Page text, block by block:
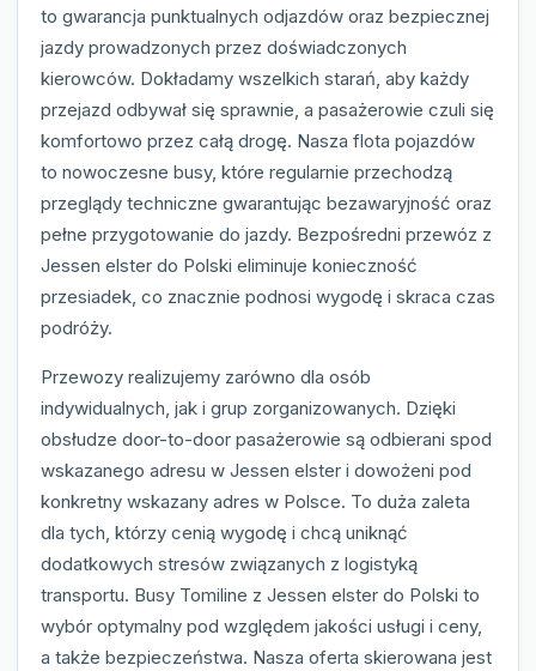
to gwarancja punktualnych odjazdów oraz bezpiecznej
jazdy prowadzonych przez doświadczonych
kierowców. Dokładamy wszelkich starań, aby każdy
przejazd odbywał się sprawnie, a pasażerowie czuli się
komfortowo przez całą drogę. Nasza flota pojazdów
to nowoczesne busy, które regularnie przechodzą
przeglądy techniczne gwarantując bezawaryjność oraz
pełne przygotowanie do jazdy. Bezpośredni przewóz z
Jessen elster do Polski eliminuje konieczność
przesiadek, co znacznie podnosi wygodę i skraca czas
podróży.
Przewozy realizujemy zarówno dla osób
indywidualnych, jak i grup zorganizowanych. Dzięki
obsłudze door-to-door pasażerowie są odbierani spod
wskazanego adresu w Jessen elster i dowożeni pod
konkretny wskazany adres w Polsce. To duża zaleta
dla tych, którzy cenią wygodę i chcą uniknąć
dodatkowych stresów związanych z logistyką
transportu. Busy Tomiline z Jessen elster do Polski to
wybór optymalny pod względem jakości usługi i ceny,
a także bezpieczeństwa. Nasza oferta skierowana jest